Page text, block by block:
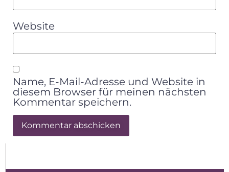
Website
Name, E-Mail-Adresse und Website in
diesem Browser für meinen nächsten
Kommentar speichern.